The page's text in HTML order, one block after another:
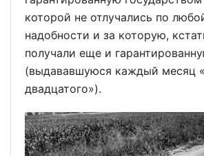
которой не отлучались по
надобности и за которую,
получали еще и
(выдававшуюся каждый месяц
двадцатого»).